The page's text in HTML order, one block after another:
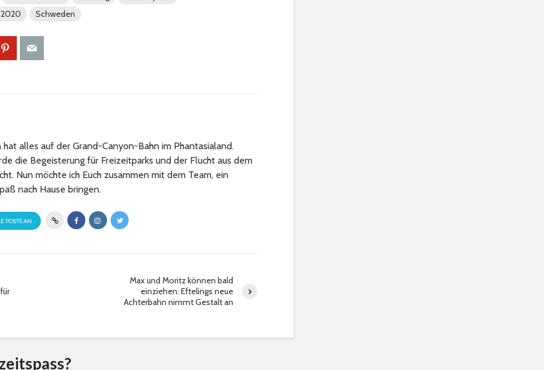
Schweden
alles auf der Grand-Canyon-Bahn im Phantasialand.
die Begeisterung für Freizeitparks und der Flucht aus dem
Nun möchte ich Euch zusammen mit dem Team, ein
nach Hause bringen.
POSTS AN
Max und Moritz können bald
einziehen: Eftelings neue
Achterbahn nimmt Gestalt an